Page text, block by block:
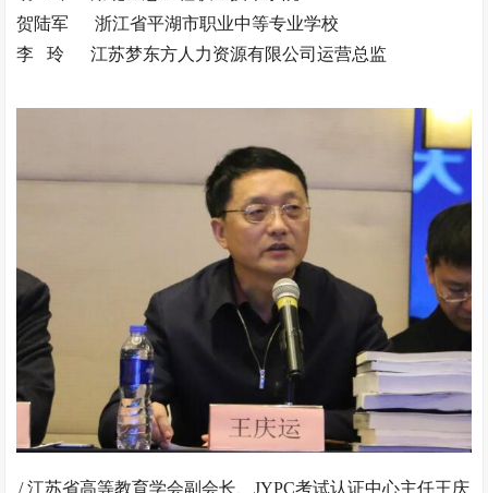
贺陆军 浙江省平湖市职业中等专业学校
李 玲 江苏梦东方人力资源有限公司运营总监
/ 江苏省高等教育学会副会长、JYPC考试认证中心主任王庆